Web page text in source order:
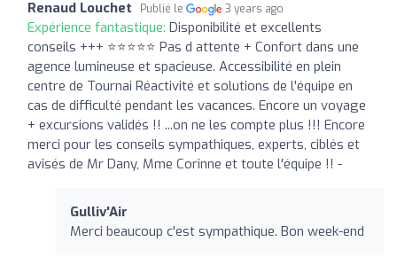
Renaud Louchet Publié le 3 years ago
Expérience fantastique: Disponibilité et excellents
conseils +++ ⭐⭐⭐⭐⭐ Pas d attente + Confort dans une
agence lumineuse et spacieuse. Accessibilité en plein
centre de Tournai Réactivité et solutions de l'équipe en
cas de difficulté pendant les vacances. Encore un voyage
+ excursions validés !! ...on ne les compte plus !!! Encore
merci pour les conseils sympathiques, experts, ciblés et
avisés de Mr Dany, Mme Corinne et toute l'équipe !! -
Gulliv'Air
Merci beaucoup c'est sympathique. Bon week-end